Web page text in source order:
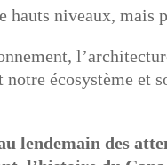
hauts niveaux, mais
écosystème et
lendemain des